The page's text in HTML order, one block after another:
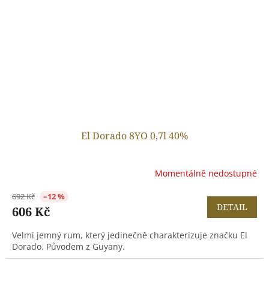
El Dorado 8YO 0,7l 40%
Momentálně nedostupné
692 Kč –12 %
606 Kč DETAIL
Velmi jemný rum, který jedinečně charakterizuje značku El
Dorado. Původem z Guyany.